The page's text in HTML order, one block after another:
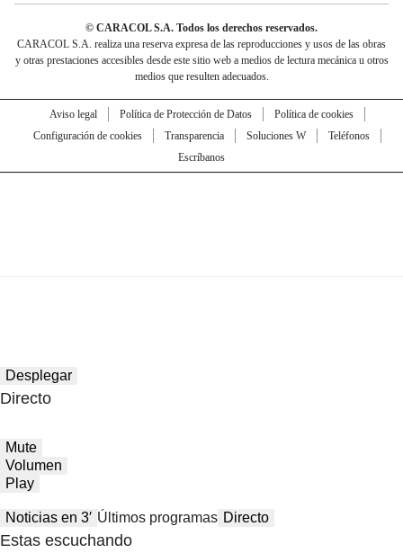
© CARACOL S.A. Todos los derechos reservados.
CARACOL S.A. realiza una reserva expresa de las reproducciones y usos de las obras
y otras prestaciones accesibles desde este sitio web a medios de lectura mecánica u otros
medios que resulten adecuados.
Aviso legal Política de Protección de Datos
Política de cookies
Configuración de cookies
Transparencia Soluciones W
Teléfonos
Escríbanos
Desplegar
Directo
Mute
Volumen
Play
Noticias en 3′ Últimos programas Directo
Estas escuchando